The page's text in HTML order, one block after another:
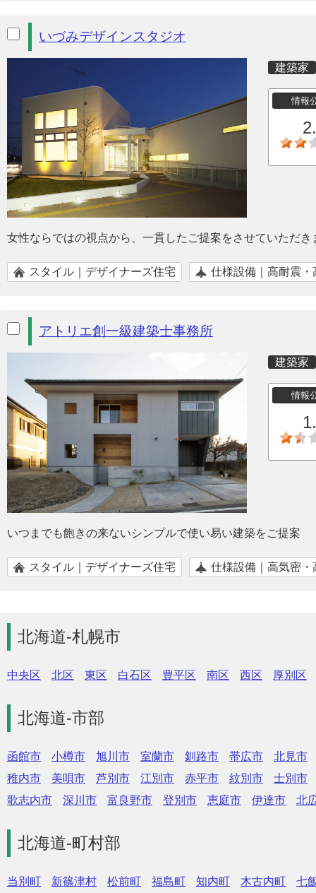
いづみデザインスタジオ
建築家
情報
女性ならではの視点から、一貫したご提案をさせていただき
スタイル｜デザイナーズ住宅 仕様設備｜高耐震・
アトリエ創一級建築士事務所
建築家
情報
いつまでも飽きの来ないシンプルで使い易い建築をご提案
スタイル｜デザイナーズ住宅 仕様設備｜高気密・
北海道-札幌市
中央区 北区 東区 白石区 豊平区 南区 西区 厚別区
北海道-市部
函館市 小樽市 旭川市 室蘭市 釧路市 帯広市
北見市
稚内市
美唄市 芦別市 江別市 赤平市 紋別市
士別市
歌志内市
深川市 富良野市 登別市 恵庭市 伊達市 北
北海道-町村部
当別町 新篠津村 松前町 福島町 知内町 木古内町
七